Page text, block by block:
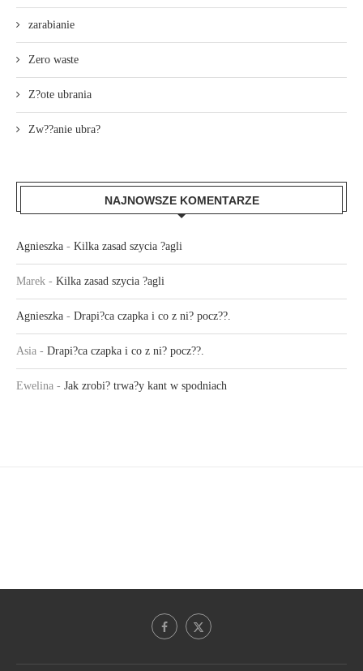
zarabianie
Zero waste
Z?ote ubrania
Zw??anie ubra?
NAJNOWSZE KOMENTARZE
Agnieszka - Kilka zasad szycia ?agli
Marek - Kilka zasad szycia ?agli
Agnieszka - Drapi?ca czapka i co z ni? pocz??.
Asia - Drapi?ca czapka i co z ni? pocz??.
Ewelina - Jak zrobi? trwa?y kant w spodniach